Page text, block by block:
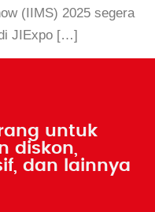
(IIMS) 2025 segera
JIExpo […]
untuk
diskon,
dan lainnya